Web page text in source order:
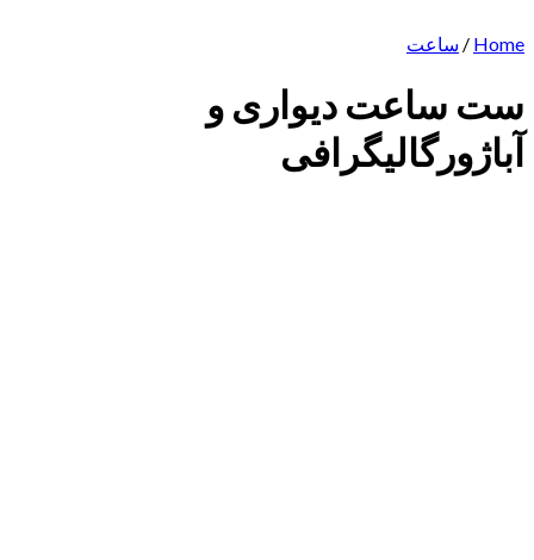
Home
/ ساعت
ست ساعت دیواری و
آباژورگالیگرافی